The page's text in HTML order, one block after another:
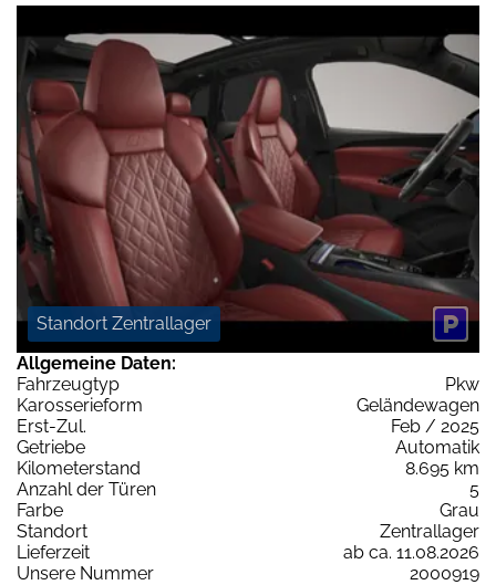
Standort Zentrallager
Allgemeine Daten:
Fahrzeugtyp
Pkw
Karosserieform
Geländewagen
Erst-Zul.
Feb / 2025
Getriebe
Automatik
Kilometerstand
8.695 km
Anzahl der Türen
5
Farbe
Grau
Standort
Zentrallager
Lieferzeit
ab ca. 11.08.2026
Unsere Nummer
2000919